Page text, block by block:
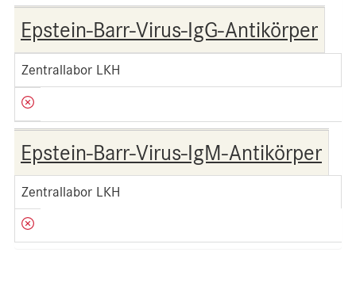
Epstein-Barr-Virus-IgG-Antikörper
Zentrallabor LKH
Epstein-Barr-Virus-IgM-Antikörper
Zentrallabor LKH